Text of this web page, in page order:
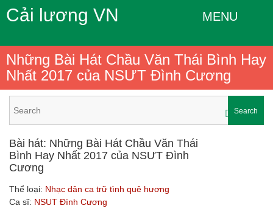
Cải lương VN MENU
Những Bài Hát Chầu Văn Thái Bình Hay
Nhất 2017 của NSƯT Đình Cương
Search
Bài hát: Những Bài Hát Chầu Văn Thái
Bình Hay Nhất 2017 của NSƯT Đình
Cương
Thể loại: Nhạc dân ca trữ tình quê hương
Ca sĩ: NSUT Đình Cương